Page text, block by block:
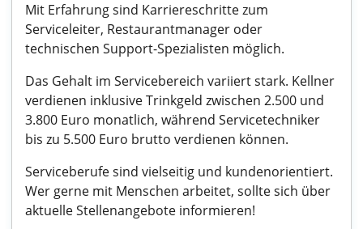
Mit Erfahrung sind Karriereschritte zum
Serviceleiter, Restaurantmanager oder
technischen Support-Spezialisten möglich.
Das Gehalt im Servicebereich variiert stark. Kellner
verdienen inklusive Trinkgeld zwischen 2.500 und
3.800 Euro monatlich, während Servicetechniker
bis zu 5.500 Euro brutto verdienen können.
Serviceberufe sind vielseitig und kundenorientiert.
Wer gerne mit Menschen arbeitet, sollte sich über
aktuelle Stellenangebote informieren!